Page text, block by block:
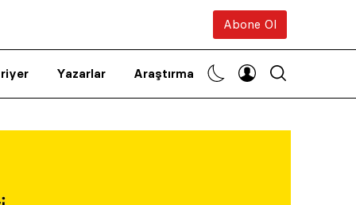
Abone Ol
Yazarlar Araştırma